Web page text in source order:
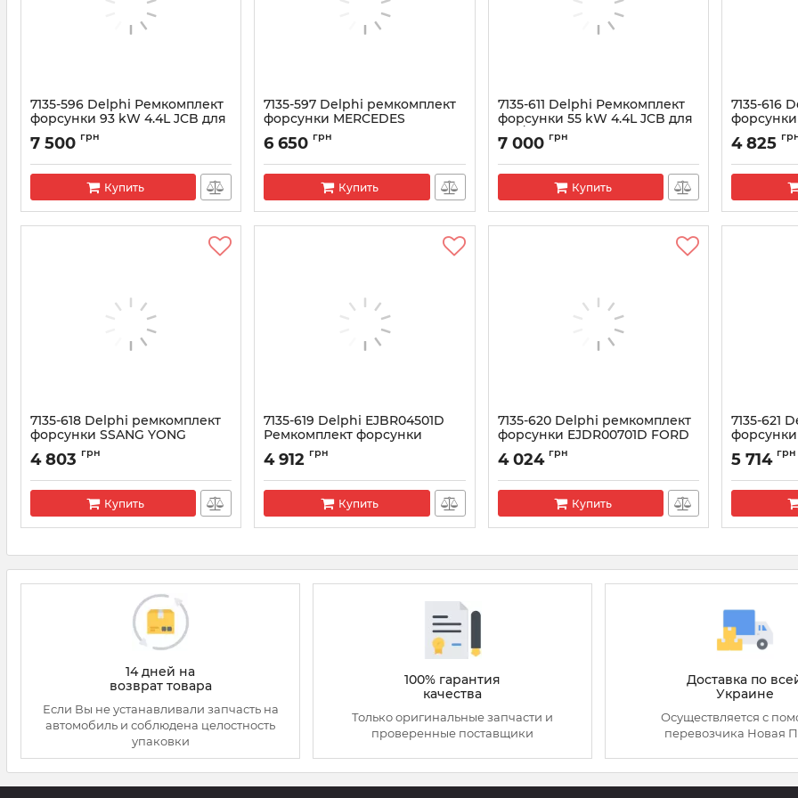
7135-596 Delphi Ремкомплект
форсунки 93 kW 4.4L JCB для
28229876
Артикул:
7 500 грн
Купить
7135-597 Delphi ремкомплект
форсунки MERCEDES
(28271551, 28348370,
A6510702887)
Артикул: 7135-597
6 650 грн
Купить
7135-611 Delphi Ремкомплект
форсунки 55 kW 4.4L JCB для
320/06881
Артикул:
7 000 грн
Купить
7135-616
Кенго 1.5
Артикул:
4 825
7135-618 Delphi ремкомплект
форсунки SSANG YONG
(R04401D) (28278897+L199PRD)
Артикул:
4 803 грн
Купить
7135-619 Delphi EJBR04501D
Ремкомплект форсунки
A6640170121
Артикул:
4 912 грн
Купить
7135-620 Delphi ремкомплект
форсунки EJDR00701D FORD
2.2 (28278897+L184PBD)
Артикул:
4 024 грн
Купить
7135-621
форсунки
Артикул:
5 714 грн
14 дней на
возврат товара
Если Вы не устанавливали запчасть на
автомобиль и соблюдена целостность
упаковки
100% гарантия
качества
Только оригинальные запчасти и
проверенные поставщики
Доставка по
Украине
Осуществляется с
перевозчика Новая